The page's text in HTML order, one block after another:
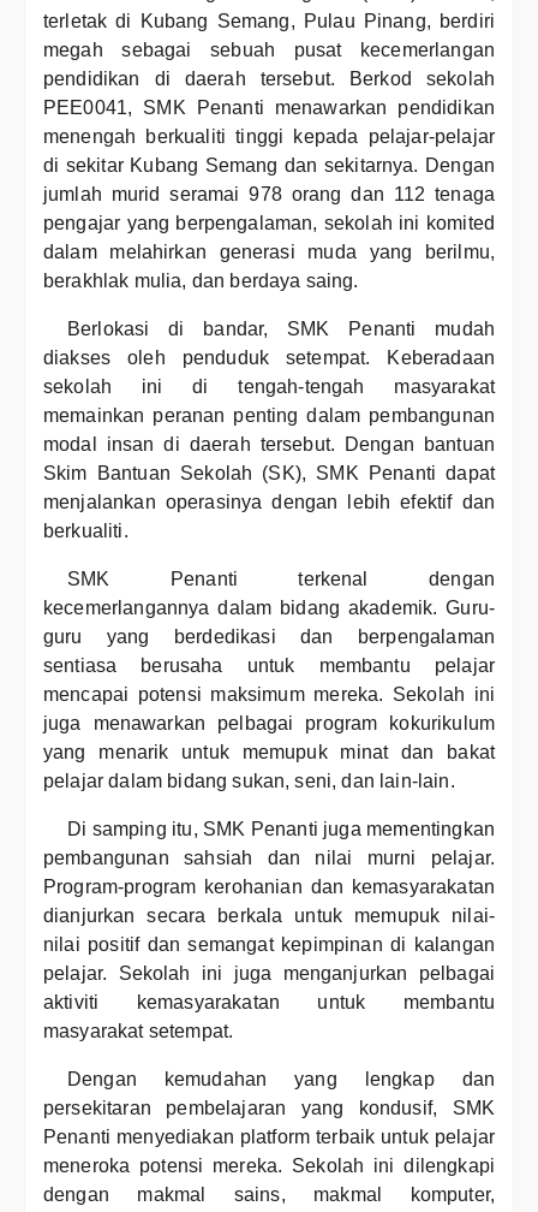
terletak di Kubang Semang, Pulau Pinang, berdiri
megah sebagai sebuah pusat kecemerlangan
pendidikan di daerah tersebut. Berkod sekolah
PEE0041, SMK Penanti menawarkan pendidikan
menengah berkualiti tinggi kepada pelajar-pelajar
di sekitar Kubang Semang dan sekitarnya. Dengan
jumlah murid seramai 978 orang dan 112 tenaga
pengajar yang berpengalaman, sekolah ini komited
dalam melahirkan generasi muda yang berilmu,
berakhlak mulia, dan berdaya saing.
Berlokasi di bandar, SMK Penanti mudah
diakses oleh penduduk setempat. Keberadaan
sekolah ini di tengah-tengah masyarakat
memainkan peranan penting dalam pembangunan
modal insan di daerah tersebut. Dengan bantuan
Skim Bantuan Sekolah (SK), SMK Penanti dapat
menjalankan operasinya dengan lebih efektif dan
berkualiti.
SMK Penanti terkenal dengan
kecemerlangannya dalam bidang akademik. Guru-
guru yang berdedikasi dan berpengalaman
sentiasa berusaha untuk membantu pelajar
mencapai potensi maksimum mereka. Sekolah ini
juga menawarkan pelbagai program kokurikulum
yang menarik untuk memupuk minat dan bakat
pelajar dalam bidang sukan, seni, dan lain-lain.
Di samping itu, SMK Penanti juga mementingkan
pembangunan sahsiah dan nilai murni pelajar.
Program-program kerohanian dan kemasyarakatan
dianjurkan secara berkala untuk memupuk nilai-
nilai positif dan semangat kepimpinan di kalangan
pelajar. Sekolah ini juga menganjurkan pelbagai
aktiviti kemasyarakatan untuk membantu
masyarakat setempat.
Dengan kemudahan yang lengkap dan
persekitaran pembelajaran yang kondusif, SMK
Penanti menyediakan platform terbaik untuk pelajar
meneroka potensi mereka. Sekolah ini dilengkapi
dengan makmal sains, makmal komputer,